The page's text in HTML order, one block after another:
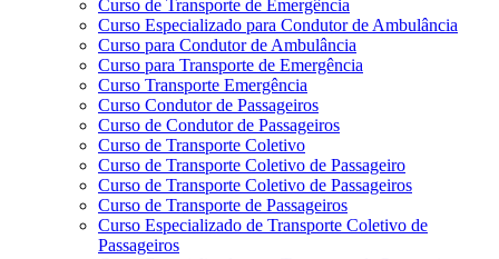
Curso de Transporte de Emergência
Curso Especializado para Condutor de Ambulância
Curso para Condutor de Ambulância
Curso para Transporte de Emergência
Curso Transporte Emergência
Curso Condutor de Passageiros
Curso de Condutor de Passageiros
Curso de Transporte Coletivo
Curso de Transporte Coletivo de Passageiro
Curso de Transporte Coletivo de Passageiros
Curso de Transporte de Passageiros
Curso Especializado de Transporte Coletivo de
Passageiros